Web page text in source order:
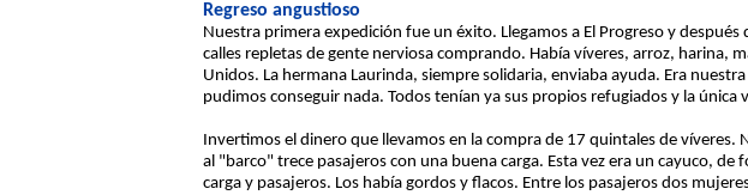
Regreso angustioso
Nuestra primera expedición fue un éxito. Llegamos a El Progreso y
calles repletas de gente nerviosa comprando. Había víveres, arroz, harina,
Unidos. La hermana Laurinda, siempre solidaria, enviaba ayuda. Era
pudimos conseguir nada. Todos tenían ya sus propios refugiados y la única
Invertimos el dinero que llevamos en la compra de 17 quintales de
al "barco" trece pasajeros con una buena carga. Esta vez era un cayuco,
carga y pasajeros. Los había gordos y flacos. Entre los pasajeros dos